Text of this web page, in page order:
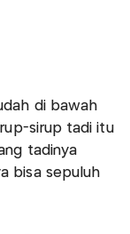
di bawah
sirup tadi itu
tadinya
bisa sepuluh